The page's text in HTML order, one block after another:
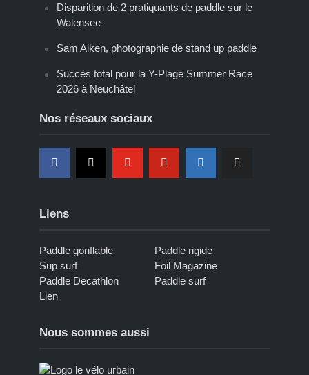
Disparition de 2 pratiquants de paddle sur le
Walensee
Sam Aiken, photographie de stand up paddle
Succès total pour la Y-Plage Summer Race
2026 à Neuchâtel
Nos réseaux sociaux
Liens
Paddle gonflable
Paddle rigide
Sup surf
Foil Magazine
Paddle Decathlon
Paddle surf
Lien
Nous sommes aussi